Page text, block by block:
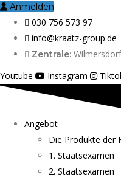
Anmelden
030 756 573 97
info@kraatz-group.de
Zentrale:
Youtube
Instagram
Angebot
Die Produkte der
1. Staatsexamen
2. Staatsexamen